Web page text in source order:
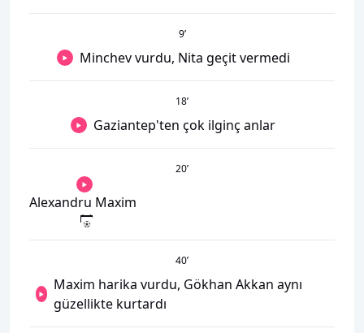
9’
Minchev vurdu, Nita geçit vermedi
18’
Gaziantep'ten çok ilginç anlar
20’
Alexandru Maxim
40’
Maxim harika vurdu, Gökhan Akkan aynı
güzellikte kurtardı